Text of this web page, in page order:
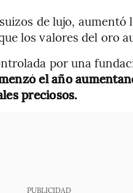
de lujo, aumentó
los valores del oro
por una
el año
preciosos.
PUBLICIDAD